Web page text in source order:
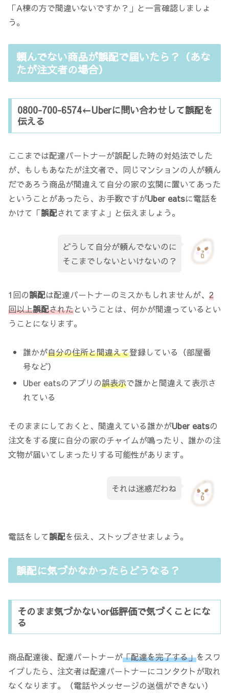
「A棟の方で間違いないですか？」と一言確認しましょ
う。
頼んでない商品が誤配で届いたら？（あな
たが注文者の場合）
0800-700-6574←Uberに問い合わせして誤配を
伝える
ここまでは配達パートナーが誤配した時の対処法でした
が、もしもあなたが注文者で、同じマンションの人が頼ん
だであろう商品が間違えて自分の家の玄関に置いてあった
ということがあったら、お手数ですがUber eatsに電話を
かけて「誤配されてますよ」と伝えましょう。
どうして自分が頼んでないのに
そこまでしないといけないの？
1回の誤配は配達パートナーのミスかもしれませんが、 2
回以上誤配されたということは、何かが間違っているとい
うことになります。
誰かが自分の住所と間違えて登録している（部屋番
号など）
Uber eatsのアプリの誤表示で誰かと間違えて表示さ
れている
そのままにしておくと、間違えている誰かがUber eatsの
注文をする度に自分の家のチャイムが鳴ったり、誰かの注
文物が届いてしまったりする可能性があります。
それは迷惑だわね
電話をして誤配を伝え、ストップさせましょう。
誤配に気づかなかったらどうなる？
そのまま気づかないor低評価で気づくことにな
る
商品配達後、配達パートナーが「配達を完了する」をスワ
イプしたら、注文者は配達パートナーにコンタクトが取れ
なくなります。（電話やメッセージの送信ができない）